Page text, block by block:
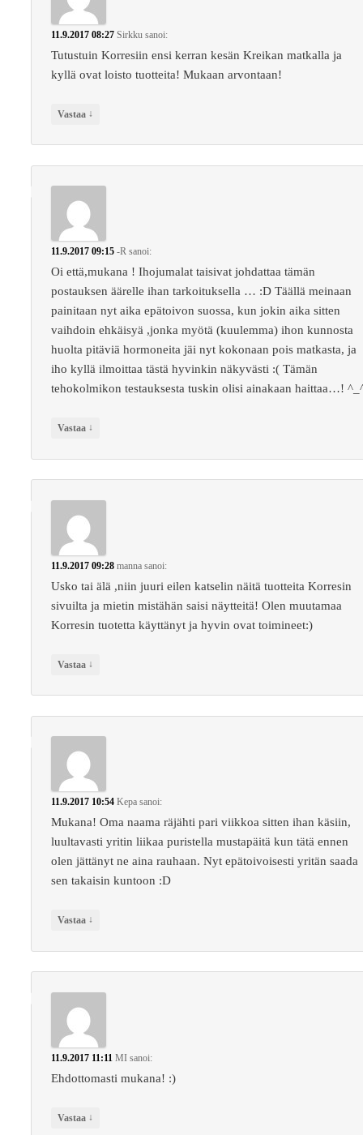
11.9.2017 08:27 Sirkku sanoi:
Tutustuin Korresiin ensi kerran kesän Kreikan matkalla ja
kyllä ovat loisto tuotteita! Mukaan arvontaan!
Vastaa ↓
11.9.2017 09:15 -R sanoi:
Oi että,mukana ! Ihojumalat taisivat johdattaa tämän
postauksen äärelle ihan tarkoituksella … :D Täällä meinaan
painitaan nyt aika epätoivon suossa, kun jokin aika sitten
vaihdoin ehkäisyä ,jonka myötä (kuulemma) ihon kunnosta
huolta pitäviä hormoneita jäi nyt kokonaan pois matkasta, ja
iho kyllä ilmoittaa tästä hyvinkin näkyvästi :( Tämän
tehokolmikon testauksesta tuskin olisi ainakaan haittaa…!
Vastaa ↓
11.9.2017 09:28 manna sanoi:
Usko tai älä ,niin juuri eilen katselin näitä tuotteita Korresin
sivuilta ja mietin mistähän saisi näytteitä! Olen muutamaa
Korresin tuotetta käyttänyt ja hyvin ovat toimineet:)
Vastaa ↓
11.9.2017 10:54 Kepa sanoi:
Mukana! Oma naama räjähti pari viikkoa sitten ihan käsiin,
luultavasti yritin liikaa puristella mustapäitä kun tätä ennen
olen jättänyt ne aina rauhaan. Nyt epätoivoisesti yritän saada
sen takaisin kuntoon :D
Vastaa ↓
11.9.2017 11:11 MI sanoi:
Ehdottomasti mukana! :)
Vastaa ↓